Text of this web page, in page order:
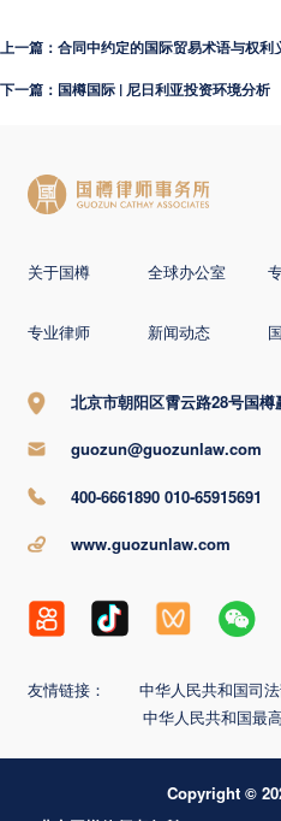
上一篇：合同中约定的国际贸易术语与权利
下一篇：国樽国际 | 尼日利亚投资环境分析
关于国樽 全球办公室
专业律师 新闻动态
北京市朝阳区霄云路28号国樽
guozun@guozunlaw.com
400-6661890 010-65915691
www.guozunlaw.com
友情链接： 中华人民共和国司
中华人民共和国最
Copyright ©